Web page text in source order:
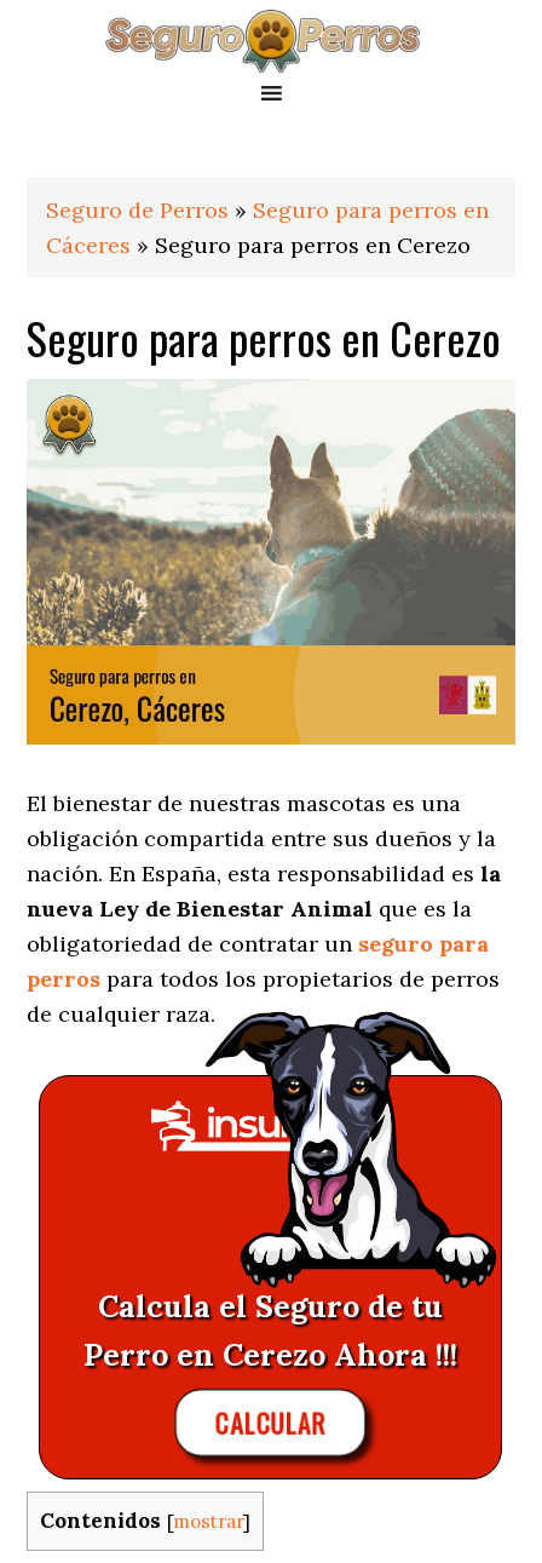
Seguro de Perros » Seguro para perros en
Cáceres » Seguro para perros en Cerezo
Seguro para perros en Cerezo
El bienestar de nuestras mascotas es una
obligación compartida entre sus dueños y la
nación. En España, esta responsabilidad esla
nueva Ley de Bienestar Animal que es la
obligatoriedad de contratar un seguro para
perros para todos los propietarios de perros
de cualquier raza.
Calcula el Seguro de tu
Perro en Cerezo Ahora !!!
CALCULAR
Contenidos [mostrar]